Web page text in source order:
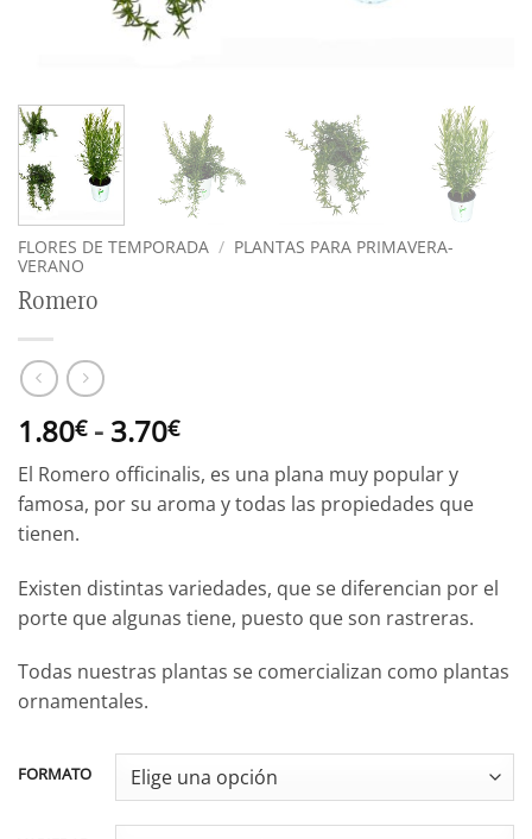
FLORES DE TEMPORADA / PLANTAS PARA PRIMAVERA-
VERANO
Romero
1.80€ - 3.70€Rango
de
precios:
desde
hasta
3.70€
El Romero officinalis, es una plana muy popular y
famosa, por su aroma y todas las propiedades que
tienen.
Existen distintas variedades, que se diferencian por el
porte que algunas tiene, puesto que son rastreras.
Todas nuestras plantas se comercializan como plantas
ornamentales.
FORMATO